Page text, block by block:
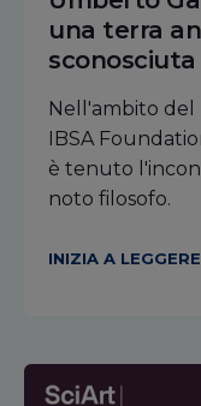
una terra
sconosciuta
Nell'ambito
IBSA
è tenuto
noto filosofo.
INIZIA A LEGGERE